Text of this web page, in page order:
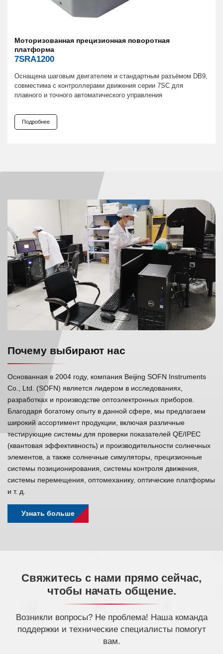
Моторизованная прецизионная поворотная
платформа
7SRA1200
Оснащена шаговым двигателем и стандартным разъёмом DB9,
совместима с контроллерами движения серии 7SC для
плавного и точного автоматического управления
Подробнее
Почему выбирают нас
Основанная в 2004 году, компания Beijing SOFN Instruments
Co., Ltd. (SOFN) является лидером в исследованиях,
разработках и производстве оптоэлектронных приборов.
Благодаря богатому опыту в данной сфере, мы предлагаем
широкий ассортимент продукции, включая различные
тестирующие системы для проверки показателей QE/IPEC
(квантовая эффективность) и производительности солнечных
элементов, а также солнечные симуляторы, прецизионные
системы позиционирования, системы контроля движения,
системы перемещения, оптомеханику, оптические платформы
и т. д.
Узнать больше
Свяжитесь с нами прямо сейчас,
чтобы начать общение.
Возникли вопросы? Не проблема! Наша команда
поддержки и технические специалисты помогут
вам.